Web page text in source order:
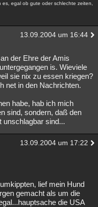
egal ob gute oder schlechte zeiten,
13.09.2004 um 16:44
der Ehre der Amis
is. Wieviele
sie nix zu essen kriegen?
net in den Nachrichten.
habe, hab ich mich
sind, sondern, daß den
unschlagbar sind...
13.09.2004 um 17:22
lief mein Hund
gemacht als um die
die USA